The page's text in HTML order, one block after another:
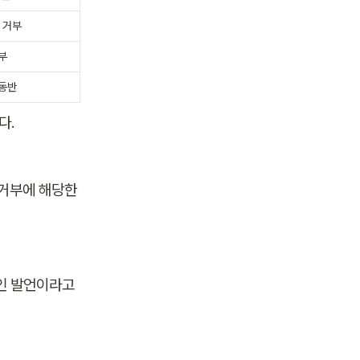
거부
반
.
부에 해당한
발언이라고